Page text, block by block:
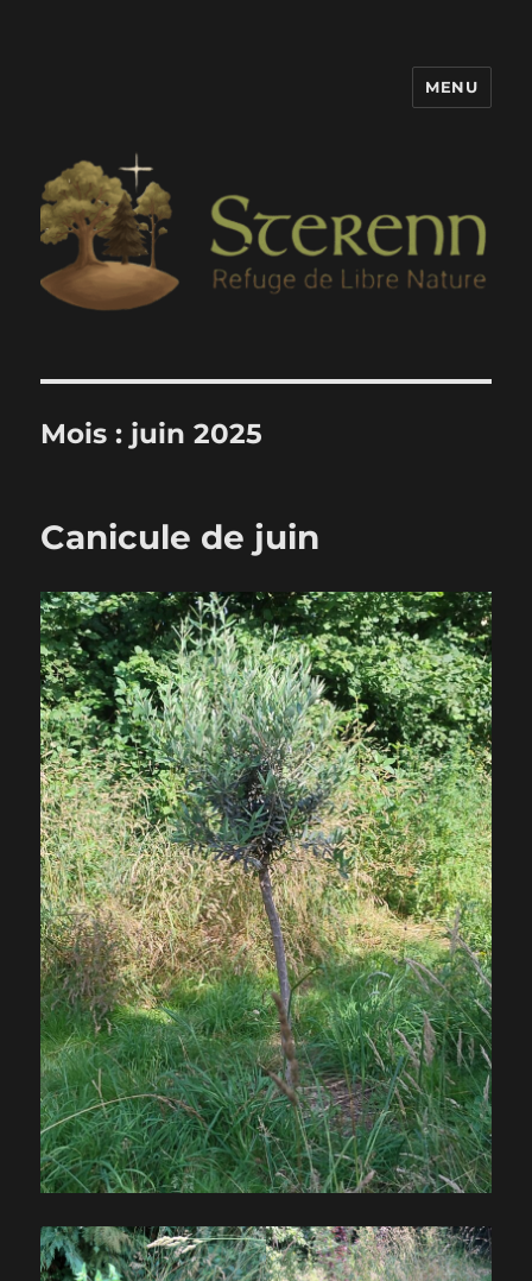
MENU
Mois : juin 2025
Canicule de juin